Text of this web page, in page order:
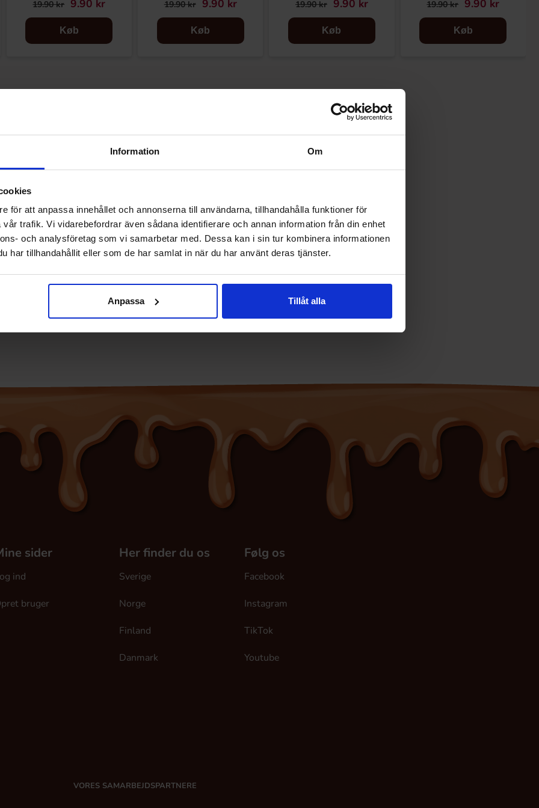
Information Om
för att anpassa innehållet och annonserna till användarna, tillhandahålla funktioner för
trafik. Vi vidarebefordrar även sådana identifierare och annan information från din enhet
och analysföretag som vi samarbetar med. Dessa kan i sin tur kombinera informationen
har tillhandahållit eller som de har samlat in när du har använt deras tjänster.
Anpassa Tillåt alla
19.90 kr 9.90 kr
Køb
19.90 kr 9.90 kr
Køb
19.90 kr 9.90 kr
Køb
19.90 kr 9.90 kr
Køb
sider
ind
bruger
Her finder du os
Sverige
Norge
Finland
Danmark
Følg os
Facebook
Instagram
TikTok
Youtube
VORES SAMARBEJDSPARTNERE